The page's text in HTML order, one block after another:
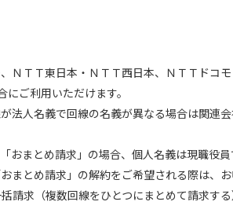
ＴＴ東日本・ＮＴＴ西日本、ＮＴＴドコモ
ご利用いただけます。
法人名義で回線の名義が異なる場合は関連
まとめ請求」の場合、個人名義は現職役員
とめ請求」の解約をご希望される際は、お
求（複数回線をひとつにまとめて請求す